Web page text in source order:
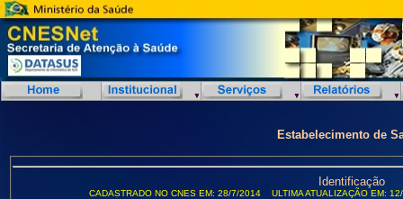
Estabelecimento de
Identificação
CADASTRADO NO CNES EM: 28/7/2014 ULTIMA ATUALIZAÇÃO EM: